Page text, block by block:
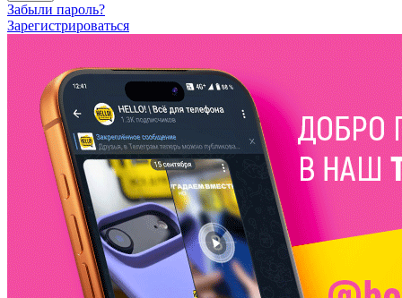
Забыли пароль?
Зарегистрироваться